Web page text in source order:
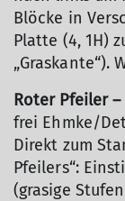
Blöcke in
Platte (4, 1H)
„Graskante“).
Roter Pfeiler –
frei Ehmke/
Direkt zum
Pfeilers“:
(grasige